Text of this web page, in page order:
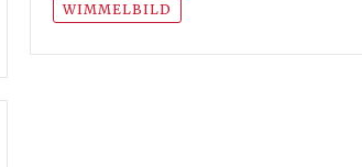
WIMMELBILD